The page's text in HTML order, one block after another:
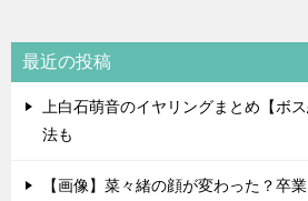
最近の投稿
上白石萌音のイヤリングまとめ【ボ
法も
【画像】菜々緒の顔が変わった？卒